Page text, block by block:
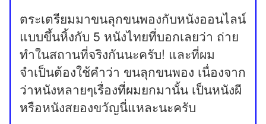
ตระเตรียมมาขนลุกขนพองกับหนังออนไลน์
แบบขึ้นหิ้งกับ 5 หนังไทยที่บอกเลยว่า ถ่าย
ทำในสถานที่จริงกันนะครับ! และที่ผม
จำเป็นต้องใช้คำว่า ขนลุกขนพอง เนื่องจาก
ว่าหนังหลายๆเรื่องที่ผมยกมานั้น เป็นหนังผี
หรือหนังสยองขวัญนี่แหละนะครับ